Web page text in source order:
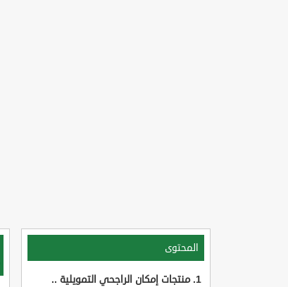
المحتوى
منتجات إمكان الراجحي التمويلية ..